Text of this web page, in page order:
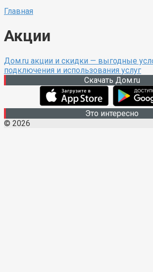
Главная
Акции
Дом.ru акции и скидки — выгодные
подключения и использования услуг
Скачать Дом.ru
Это интересно
© 2026